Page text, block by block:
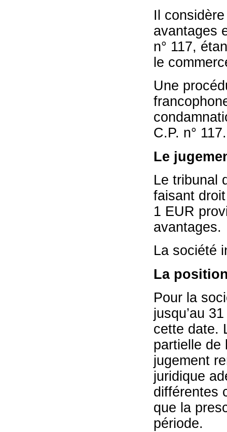
Il
avantages
n° 117,
le
Une
C.P. n° 117.
Le
Le tribunal
faisant
1 EUR
avantages.
La société
La
Pour la
jusqu’au
cette date.
partielle de
jugement
juridique
différentes
que la
période.